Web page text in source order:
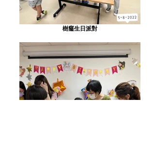
樹窿生日派對